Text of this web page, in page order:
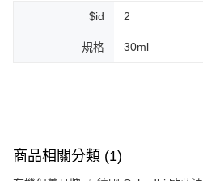
付款後門市自取$id 2
規格 30ml
商品相關分類 (1)